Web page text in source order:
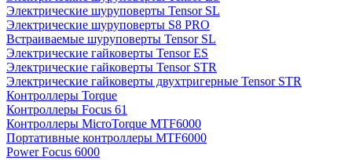
Электрические шуруповерты Tensor SL
Электрические шуруповерты S8 PRO
Встраиваемые шуруповерты Tensor SL
Электрические гайковерты Tensor ES
Электрические гайковерты Tensor STR
Электрические гайковерты двухтригерные Tensor STR
Контроллеры Torque
Контроллеры Focus 61
Контроллеры MicroTorque MTF6000
Портативные контроллеры MTF6000
Power Focus 6000